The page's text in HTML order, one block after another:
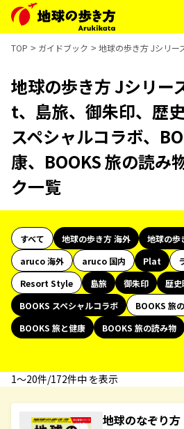
TOP ガイドブック 地球の歩き方 Jシリー
地球の歩き方 Jシリー
t、島旅、御朱印、歴
スペシャルコラボ、
康、BOOKS 旅の読み
ク一覧
すべて 地球の歩き方 海外
地球の歩
aruco 海外
aruco 国内 Plat
Resort Style
島旅 御朱印 歴史
BOOKS スペシャルコラボ
BOOKS 旅
BOOKS 旅と健康
BOOKS 旅の読み物
1〜20件/172件中 を表示
地球のなぞり